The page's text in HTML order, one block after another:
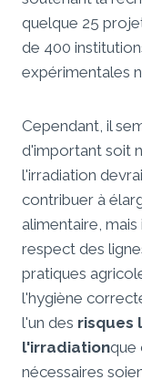
quelque 25
de 400
expérimentales
Cependant, il
d'important soit
l'irradiation
contribuer à
alimentaire,
respect des
pratiques
l'hygiène
l'un des risques
l'irradiationque
nécessaires